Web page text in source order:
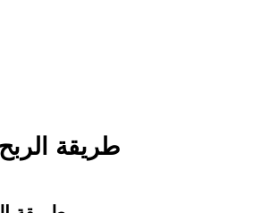
طريقة